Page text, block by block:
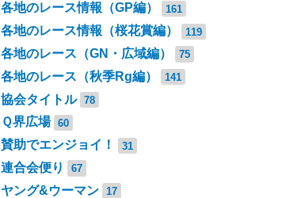
各地のレース情報（GP編） 161
各地のレース情報（桜花賞編） 119
各地のレース（GN・広域編） 75
各地のレース（秋季Rg編） 141
協会タイトル 78
Ｑ界広場 60
賛助でエンジョイ！ 31
連合会便り 67
ヤング&ウーマン 17